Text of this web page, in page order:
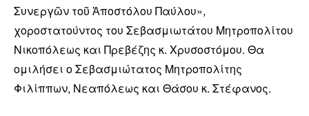
Συνεργῶν τοῦ Ἀποστόλου Παύλου»,
χοροστατούντος του Σεβασμιωτάτου Μητροπολίτου
Νικοπόλεως και Πρεβέζης κ. Χρυσοστόμου. Θα
ομιλήσει ο Σεβασμιώτατος Μητροπολίτης
Φιλίππων, Νεαπόλεως και Θάσου κ. Στέφανος.